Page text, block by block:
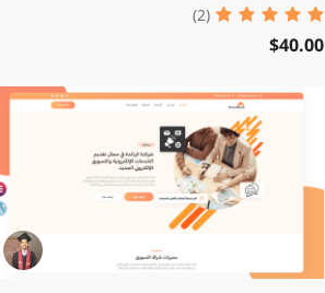
(2)
$40.00